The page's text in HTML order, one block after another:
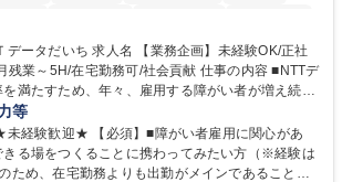
日制
【業務企画】未経験OK/正社
在宅勤務可/社会貢献 仕事の内容 ■NTTデ
満たすため、年々、雇用する障がい者が増え続け
在宅勤務の障がい者の増加数が多いため、その業
。 【詳細】■既存業務の拡大およ
レーション業務:申請書の作成代行等) ■新規事業・
び推進 障がい者の方にどんな仕事があると良いか
等
未経験歓迎★ 【必須】■障がい者雇用に関心があ
きる場をつくることに携わってみたい方（※経験は
ため、在宅勤務よりも出勤がメインであることに